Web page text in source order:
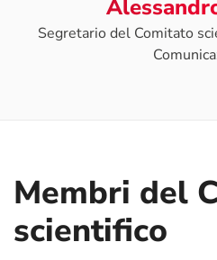
Segretario del Comitato
Membri del
scientifico